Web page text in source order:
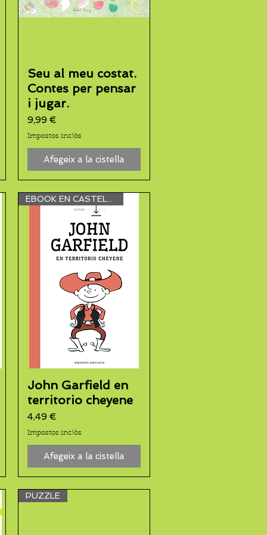
Seu al meu costat.
Contes per pensar
i jugar.
Preu
9,99 €
Impostos inclòs
Afegeix a la cistella
John Garfield en
territorio cheyene
Preu
4,49 €
Impostos inclòs
Afegeix a la cistella
PUZZLE